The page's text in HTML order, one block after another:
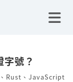
號？
、 Rust 、 JavaScript